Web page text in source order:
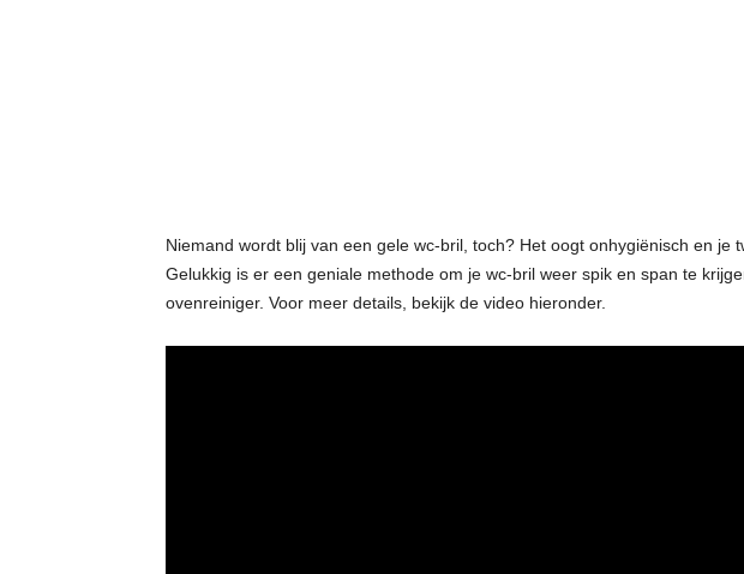
Niemand wordt blij van een gele wc-bril, toch? Het oogt onhygiënisch en je
Gelukkig is er een geniale methode om je wc-bril weer spik en span te
ovenreiniger. Voor meer details, bekijk de video hieronder.